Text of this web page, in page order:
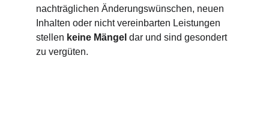
nachträglichen Änderungswünschen, neuen
Inhalten oder nicht vereinbarten Leistungen
stellen keine Mängel dar und sind gesondert
zu vergüten.